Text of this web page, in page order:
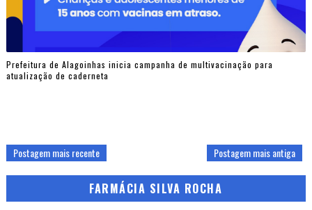
Prefeitura de Alagoinhas inicia campanha de multivacinação para
atualização de caderneta
Postagem mais recente Postagem mais antiga
FARMÁCIA SILVA ROCHA